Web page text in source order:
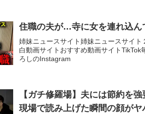
住職の夫が…寺に女を連れ込ん
姉妹ニュースサイト姉妹ニュースサイ
白動画サイトおすすめ動画サイト
ろしのInstagram
【ガチ修羅場】夫には節約を
現場で読み上げた瞬間の顔がヤ